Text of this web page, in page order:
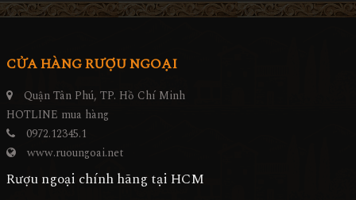
CỬA HÀNG RƯỢU NGOẠI
Quận Tân Phú, TP. Hồ Chí Minh
HOTLINE mua hàng
0972.12345.1
www.ruoungoai.net
Rượu ngoại chính hãng tại HCM